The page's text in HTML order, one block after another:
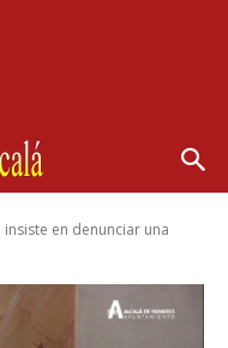
en denunciar una